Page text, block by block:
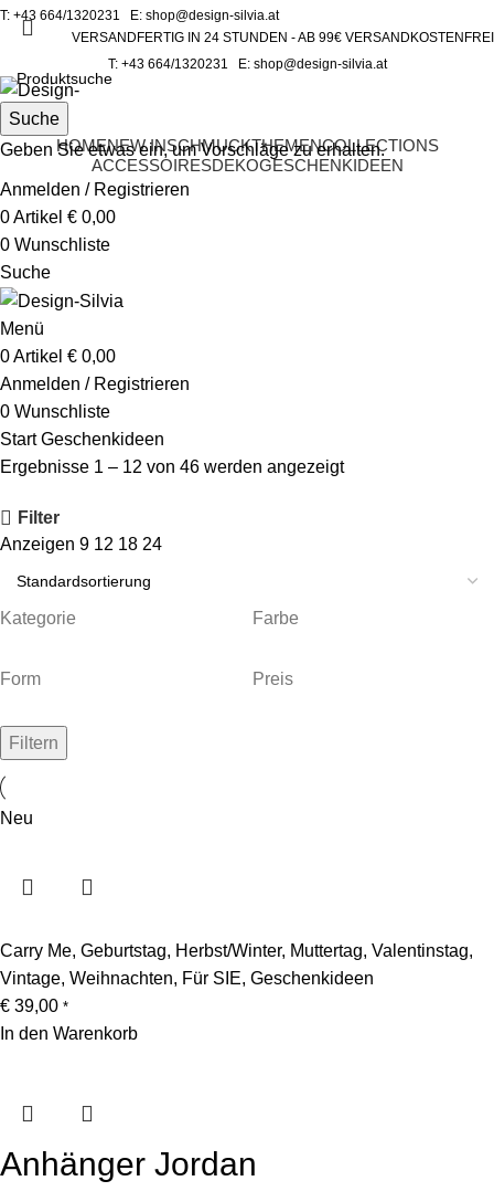
T: +43 664/1320231 E: shop@design-silvia.at
VERSANDFERTIG IN 24 STUNDEN - AB 99€ VERSANDKOSTENFREI
T: +43 664/1320231 E: shop@design-silvia.at
HOMENEW INSCHMUCKTHEMENCOLLECTIONS
ACCESSOIRESDEKOGESCHENKIDEEN
Anmelden / Registrieren
0Artikel € 0,00
0 Wunschliste
Suche
Menü
0Artikel € 0,00
Anmelden / Registrieren
0 Wunschliste
StartGeschenkideen
Ergebnisse 1 – 12 von 46 werden angezeigt
Filter
Anzeigen 9 12 18 24
Kategorie Farbe
Form Preis
Filtern
Neu
Carry Me, Geburtstag, Herbst/Winter, Muttertag, Valentinstag,
Vintage, Weihnachten, Für SIE, Geschenkideen
€ 39,00 *
In den Warenkorb
Anhänger Jordan
Suche
Geben Sie etwas ein, um Vorschläge zu erhalten.